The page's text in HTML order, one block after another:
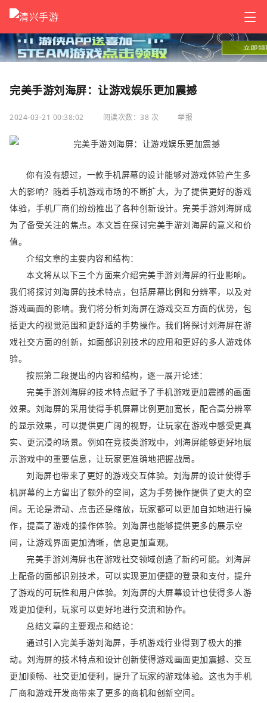
完美手游刘海屏：让游戏娱乐更加震撼
2024-03-21 00:38:02 阅读次数：38 次 举报
你有没有想过，一款手机屏幕的设计能够对游戏体验产生多
大的影响？随着手机游戏市场的不断扩大，为了提供更好的游戏
体验，手机厂商们纷纷推出了各种创新设计。完美手游刘海屏成
为了备受关注的焦点。本文旨在探讨完美手游刘海屏的意义和价
值。
介绍文章的主要内容和结构：
本文将从以下三个方面来介绍完美手游刘海屏的行业影响。
我们将探讨刘海屏的技术特点，包括屏幕比例和分辨率，以及对
游戏画面的影响。我们将分析刘海屏在游戏交互方面的优势，包
括更大的视觉范围和更舒适的手势操作。我们将探讨刘海屏在游
戏社交方面的创新，如面部识别技术的应用和更好的多人游戏体
验。
按照第二段提出的内容和结构，逐一展开论述：
完美手游刘海屏的技术特点赋予了手机游戏更加震撼的画面
效果。刘海屏的采用使得手机屏幕比例更加宽长，配合高分辨率
的显示效果，可以提供更广阔的视野，让玩家在游戏中感受更真
实、更沉浸的场景。例如在竞技类游戏中，刘海屏能够更好地展
示游戏中的重要信息，让玩家更准确地把握战局。
刘海屏也带来了更好的游戏交互体验。刘海屏的设计使得手
机屏幕的上方留出了额外的空间，这为手势操作提供了更大的空
间。无论是滑动、点击还是缩放，玩家都可以更加自如地进行操
作，提高了游戏的操作体验。刘海屏也能够提供更多的展示空
间，让游戏界面更加清晰，信息更加直观。
完美手游刘海屏也在游戏社交领域创造了新的可能。刘海屏
上配备的面部识别技术，可以实现更加便捷的登录和支付，提升
了游戏的可玩性和用户体验。刘海屏的大屏幕设计也使得多人游
戏更加便利，玩家可以更好地进行交流和协作。
总结文章的主要观点和结论：
通过引入完美手游刘海屏，手机游戏行业得到了极大的推
动。刘海屏的技术特点和设计创新使得游戏画面更加震撼、交互
更加顺畅、社交更加便利，提升了玩家的游戏体验。这也为手机
厂商和游戏开发商带来了更多的商机和创新空间。